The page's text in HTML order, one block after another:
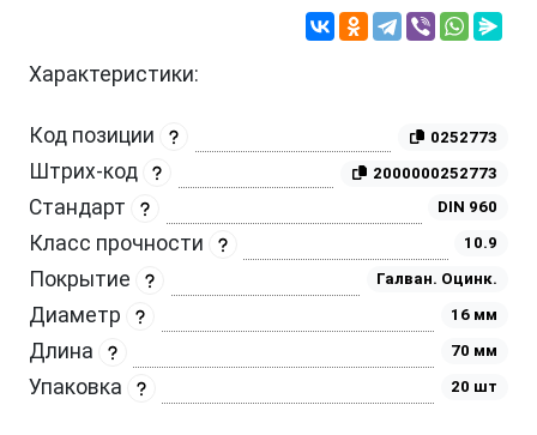
Характеристики:
Код позиции 0252773
Штрих-код 2000000252773
Стандарт DIN 960
Класс прочности 10.9
Покрытие Галван. Оцинк.
Диаметр 16 мм
Длина 70 мм
Упаковка 20 шт